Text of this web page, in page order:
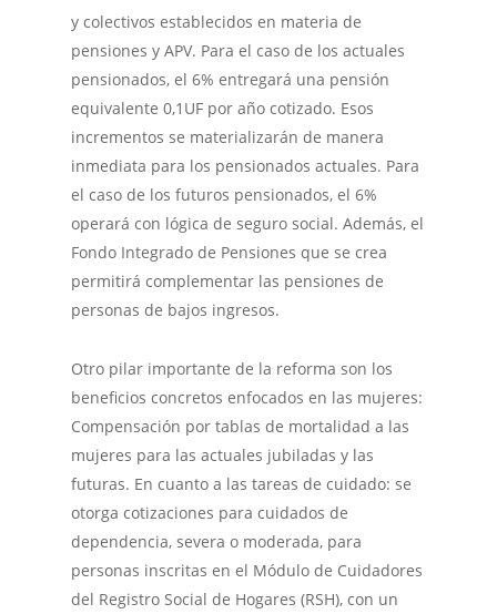
y colectivos establecidos en materia de
pensiones y APV. Para el caso de los actuales
pensionados, el 6% entregará una pensión
equivalente 0,1UF por año cotizado. Esos
incrementos se materializarán de manera
inmediata para los pensionados actuales. Para
el caso de los futuros pensionados, el 6%
operará con lógica de seguro social. Además, el
Fondo Integrado de Pensiones que se crea
permitirá complementar las pensiones de
personas de bajos ingresos.
Otro pilar importante de la reforma son los
beneficios concretos enfocados en las mujeres:
Compensación por tablas de mortalidad a las
mujeres para las actuales jubiladas y las
futuras. En cuanto a las tareas de cuidado: se
otorga cotizaciones para cuidados de
dependencia, severa o moderada, para
personas inscritas en el Módulo de Cuidadores
del Registro Social de Hogares (RSH), con un